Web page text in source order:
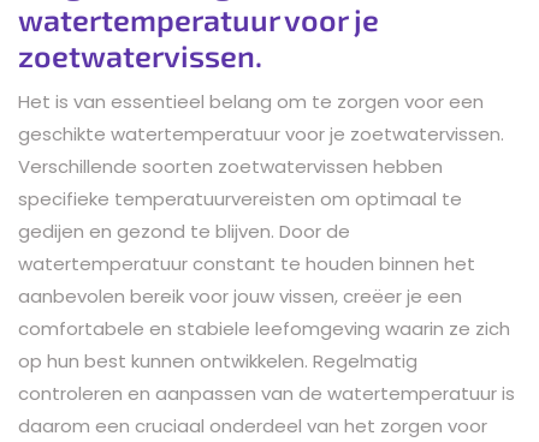
watertemperatuur voor je
zoetwatervissen.
Het is van essentieel belang om te zorgen voor een
geschikte watertemperatuur voor je zoetwatervissen.
Verschillende soorten zoetwatervissen hebben
specifieke temperatuurvereisten om optimaal te
gedijen en gezond te blijven. Door de
watertemperatuur constant te houden binnen het
aanbevolen bereik voor jouw vissen, creëer je een
comfortabele en stabiele leefomgeving waarin ze zich
op hun best kunnen ontwikkelen. Regelmatig
controleren en aanpassen van de watertemperatuur is
daarom een cruciaal onderdeel van het zorgen voor